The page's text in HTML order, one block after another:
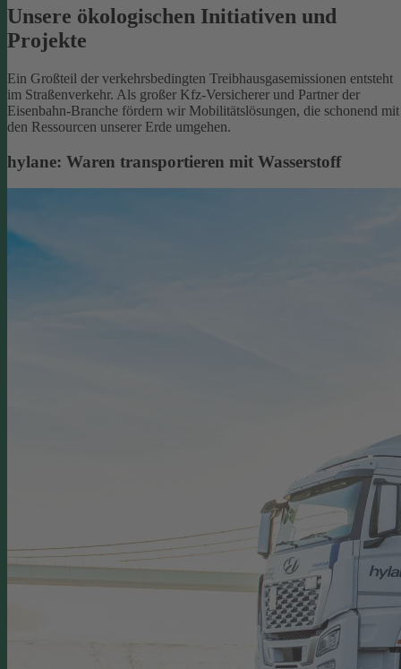
Unsere ökologischen Initiativen und
Projekte
Ein Großteil der verkehrsbedingten Treibhausgasemissionen entsteht
im Straßenverkehr. Als großer Kfz-Versicherer und Partner der
Eisenbahn-Branche fördern wir Mobilitätslösungen, die schonend mit
den Ressourcen unserer Erde umgehen.
hylane: Waren transportieren mit Wasserstoff